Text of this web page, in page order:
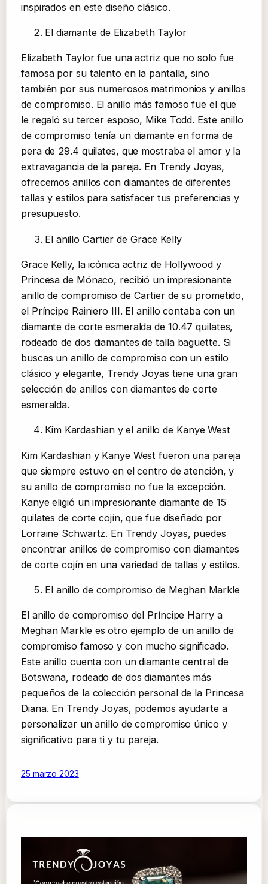
inspirados en este diseño clásico.
El diamante de Elizabeth Taylor
Elizabeth Taylor fue una actriz que no solo fue
famosa por su talento en la pantalla, sino
también por sus numerosos matrimonios y anillos
de compromiso. El anillo más famoso fue el que
le regaló su tercer esposo, Mike Todd. Este anillo
de compromiso tenía un diamante en forma de
pera de 29.4 quilates, que mostraba el amor y la
extravagancia de la pareja. En Trendy Joyas,
ofrecemos anillos con diamantes de diferentes
tallas y estilos para satisfacer tus preferencias y
presupuesto.
El anillo Cartier de Grace Kelly
Grace Kelly, la icónica actriz de Hollywood y
Princesa de Mónaco, recibió un impresionante
anillo de compromiso de Cartier de su prometido,
el Príncipe Rainiero III. El anillo contaba con un
diamante de corte esmeralda de 10.47 quilates,
rodeado de dos diamantes de talla baguette. Si
buscas un anillo de compromiso con un estilo
clásico y elegante, Trendy Joyas tiene una gran
selección de anillos con diamantes de corte
esmeralda.
Kim Kardashian y el anillo de Kanye West
Kim Kardashian y Kanye West fueron una pareja
que siempre estuvo en el centro de atención, y
su anillo de compromiso no fue la excepción.
Kanye eligió un impresionante diamante de 15
quilates de corte cojín, que fue diseñado por
Lorraine Schwartz. En Trendy Joyas, puedes
encontrar anillos de compromiso con diamantes
de corte cojín en una variedad de tallas y estilos.
El anillo de compromiso de Meghan Markle
El anillo de compromiso del Príncipe Harry a
Meghan Markle es otro ejemplo de un anillo de
compromiso famoso y con mucho significado.
Este anillo cuenta con un diamante central de
Botswana, rodeado de dos diamantes más
pequeños de la colección personal de la Princesa
Diana. En Trendy Joyas, podemos ayudarte a
personalizar un anillo de compromiso único y
significativo para ti y tu pareja.
25 marzo 2023